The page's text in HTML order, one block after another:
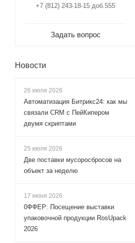
+7 (812) 243-18-15 доб.555
Задать вопрос
Новости
26 июля 2026
Автоматизация Битрикс24: как мы
связали CRM с ПейКипером
двумя скриптами
25 июля 2026
Две поставки мусоросбросов на
объект за неделю
17 июня 2026
0ФФЕР: Посещение выставки
упаковочной продукции RosUpack
2026